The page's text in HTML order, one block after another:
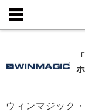
ウィンマジック